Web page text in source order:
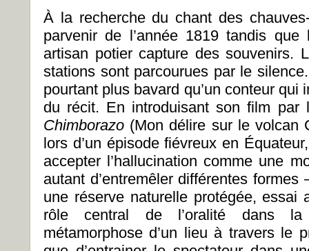
À la recherche du chant des
parvenir de l’année 1819 tandis que
artisan potier capture des souvenirs.
stations sont parcourues par le
pourtant plus bavard qu’un conteur
du récit. En introduisant son film
Chimborazo (Mon délire sur le volcan
lors d’un épisode fiévreux en
accepter l’hallucination comme une
autant d’entremêler différentes
une réserve naturelle protégée, essai
rôle central de l’oralité dans la
métamorphose d’un lieu à travers